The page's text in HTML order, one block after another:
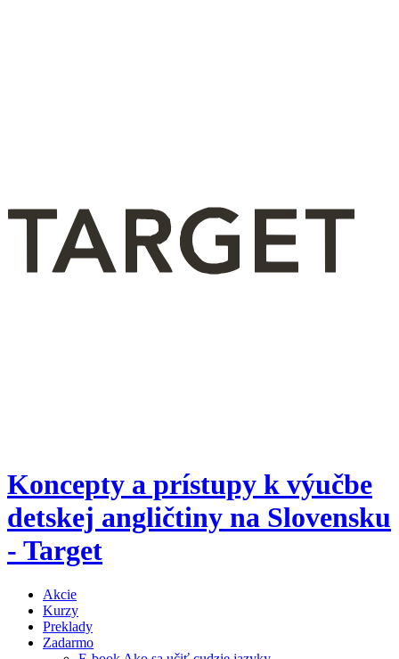
Koncepty a prístupy k výučbe
detskej angličtiny na Slovensku
- Target
Akcie
Kurzy
Preklady
Zadarmo